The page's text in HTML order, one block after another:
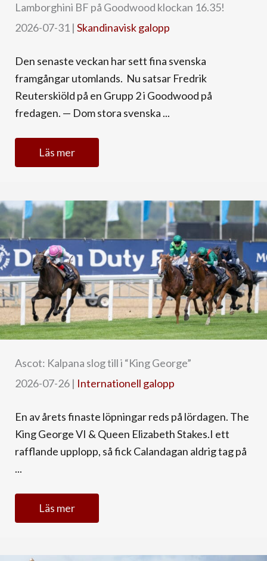
Lamborghini BF på Goodwood klockan 16.35!
2026-07-31 | Skandinavisk galopp
Den senaste veckan har sett fina svenska
framgångar utomlands. Nu satsar Fredrik
Reuterskiöld på en Grupp 2 i Goodwood på
fredagen. — Dom stora svenska ...
Läs mer
Ascot: Kalpana slog till i “King George”
2026-07-26 | Internationell galopp
En av årets finaste löpningar reds på lördagen. The
King George VI & Queen Elizabeth Stakes.I ett
rafflande upplopp, så fick Calandagan aldrig tag på
...
Läs mer